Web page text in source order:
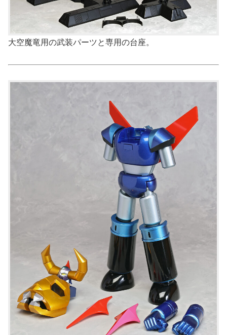
大空魔竜用の武装パーツと専用の台座。